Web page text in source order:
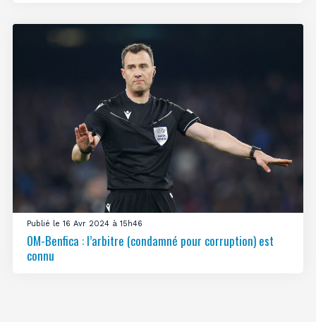
Publié le 16 Avr 2024 à 15h46
OM-Benfica : l’arbitre (condamné pour corruption) est
connu